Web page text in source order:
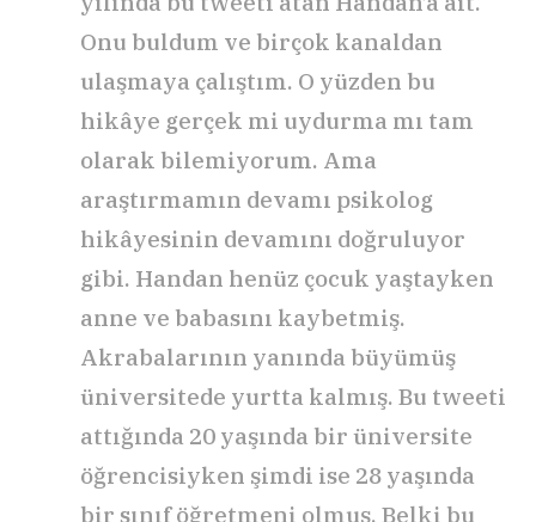
Onu buldum ve birçok kanaldan
ulaşmaya çalıştım. O yüzden bu
hikâye gerçek mi uydurma mı tam
olarak bilemiyorum. Ama
araştırmamın devamı psikolog
hikâyesinin devamını doğruluyor
gibi. Handan henüz çocuk yaştayken
anne ve babasını kaybetmiş.
Akrabalarının yanında büyümüş
üniversitede yurtta kalmış. Bu tweeti
attığında 20 yaşında bir üniversite
öğrencisiyken şimdi ise 28 yaşında
bir sınıf öğretmeni olmuş. Belki bu